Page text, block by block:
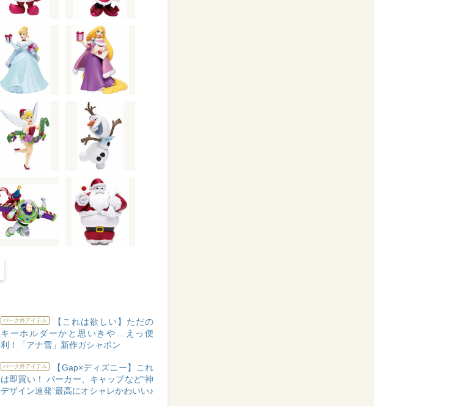
パーク外アイテム
【これは欲しい】ただの
キーホルダーかと思いきや…えっ便
利！「アナ雪」新作ガシャポン
パーク外アイテム
【Gap×ディズニー】これ
は即買い！ パーカー、キャップなど“神
デザイン連発”最高にオシャレかわいい♪